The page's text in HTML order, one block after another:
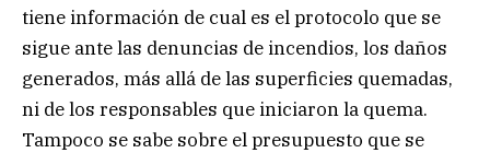
tiene información de cual es el protocolo que se
sigue ante las denuncias de incendios, los daños
generados, más allá de las superficies quemadas,
ni de los responsables que iniciaron la quema.
Tampoco se sabe sobre el presupuesto que se